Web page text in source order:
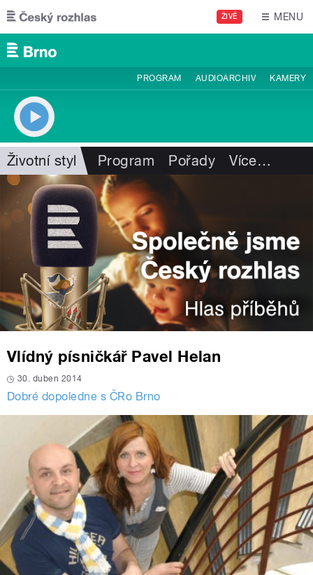
Přejít k hlavnímu obsahu
ŽIVĚ MENU
PROGRAM AUDIOARCHIV KAMERY
Životní styl Program Pořady Více…
Vlídný písničkář Pavel Helan
30. duben 2014
Dobré dopoledne s ČRo Brno